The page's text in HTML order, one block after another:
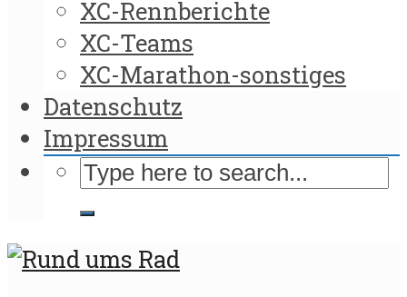
XC-Rennberichte
XC-Teams
XC-Marathon-sonstiges
Datenschutz
Impressum